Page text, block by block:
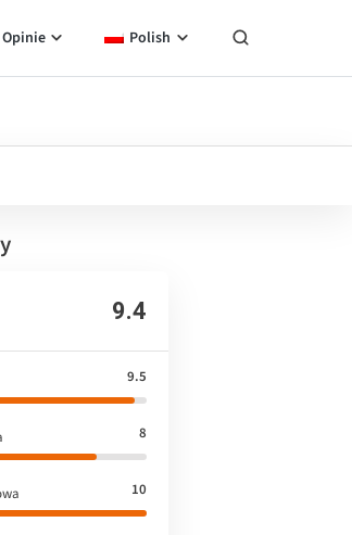
Opinie Polish
9.4
9.5
8
10